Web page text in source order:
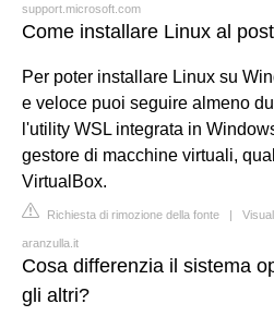
support.microsoft.com
Come installare Linux al
Per poter installare Linux su
e veloce puoi seguire almeno
l'utility WSL integrata in
gestore di macchine virtuali,
VirtualBox.
Richiesta di rimozione della fonte |
aranzulla.it
Cosa differenzia il sistema
gli altri?